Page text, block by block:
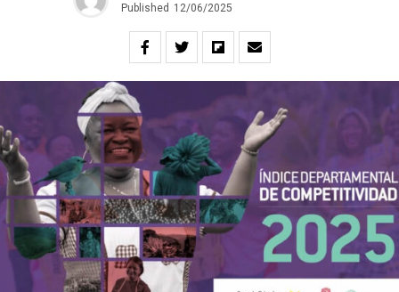
Published 12/06/2025